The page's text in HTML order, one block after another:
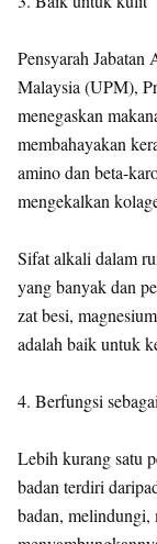
Pensyarah
Malaysia (UPM),
menegaskan
membahayakan
amino dan beta-
mengekalkan
Sifat alkali dalam
yang banyak dan
zat besi,
adalah baik untuk
4. Berfungsi
Lebih kurang satu
badan terdiri
badan, melindungi,